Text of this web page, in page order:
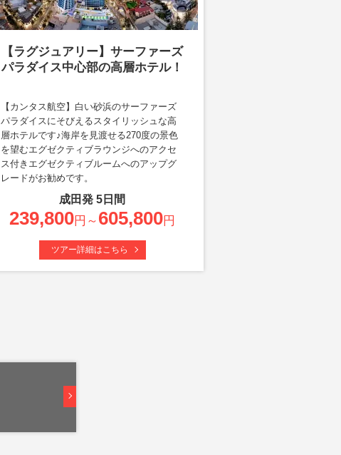
【ラグジュアリー】サーファーズ
パラダイス中心部の高層ホテル！
【カンタス航空】白い砂浜のサーファーズ
パラダイスにそびえるスタイリッシュな高
層ホテルです♪海岸を見渡せる270度の景色
を望むエグゼクティブラウンジへのアクセ
ス付きエグゼクティブルームへのアップグ
レードがお勧めです。
成田発5 日間
239,800円～ 605,800円
ツアー詳細はこちら